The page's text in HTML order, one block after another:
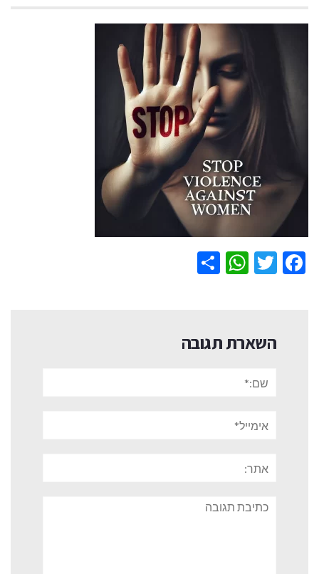
Facebook
Twitter
WhatsApp
השארת תגובה
תגובה